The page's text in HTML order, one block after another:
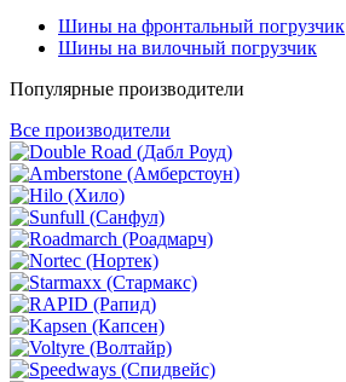
Шины на фронтальный погрузчик
Шины на вилочный погрузчик
Популярные производители
Все производители